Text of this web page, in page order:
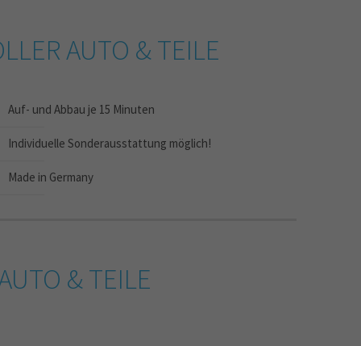
AUTO & TEILE
Auf- und Abbau je 15 Minuten
Individuelle Sonderausstattung möglich!
Made in Germany
& TEILE